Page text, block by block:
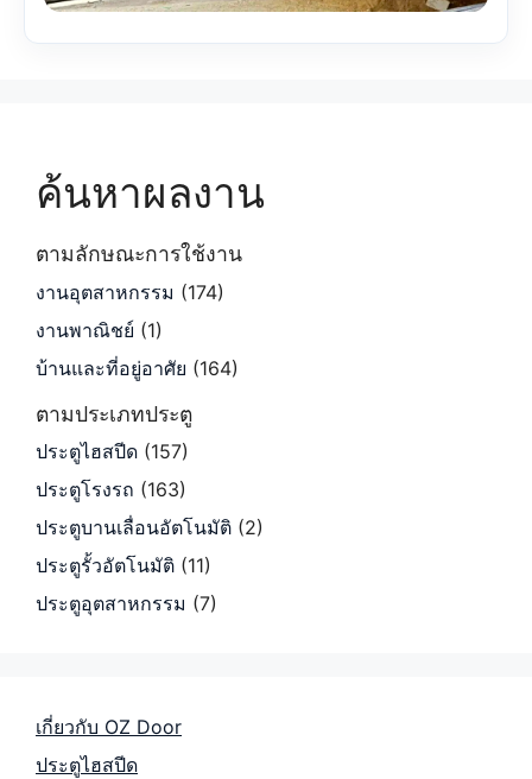
ค้นหาผลงาน
ตามลักษณะการใช้งาน
งานอุตสาหกรรม (174)
งานพาณิชย์ (1)
บ้านและที่อยู่อาศัย (164)
ตามประเภทประตู
ประตูไฮสปีด (157)
ประตูโรงรถ (163)
ประตูบานเลื่อนอัตโนมัติ (2)
ประตูรั้วอัตโนมัติ (11)
ประตูอุตสาหกรรม (7)
เกี่ยวกับ OZ Door
ประตูไฮสปีด